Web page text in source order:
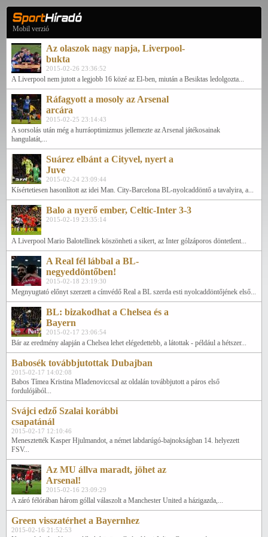
Mobil verzió
Az olaszok nagy napja, Liverpool-
bukta
2015-02-26 23:36:52
A Liverpool nem jutott a legjobb 16 közé az El-ben, miután a Besiktas ledolgozta...
Ráfagyott a mosoly az Arsenal
arcára
2015-02-25 23:14:43
A sorsolás után még a hurráoptimizmus jellemezte az Arsenal játékosainak
hangulatát,...
Suárez elbánt a Cityvel, nyert a
Juve
2015-02-24 23:09:44
Kísértetiesen hasonlított az idei Man. City-Barcelona BL-nyolcaddöntő a tavalyira, a...
Balo a nyerő ember, Celtic-Inter 3-3
2015-02-19 23:35:14
A Liverpool Mario Balotellinek köszönheti a sikert, az Inter gólzáporos döntetlent...
A Real fél lábbal a BL-
negyeddöntőben!
2015-02-18 23:19:30
Megnyugtató előnyt szerzett a címvédő Real a BL szerda esti nyolcaddöntőjének első...
BL: bizakodhat a Chelsea és a
Bayern
2015-02-17 23:06:54
Bár az eredmény alapján a Chelsea lehet elégedettebb, a látottak - például a hétszer...
Babosék továbbjutottak Dubajban
2015-02-17 14:02:08
Babos Tímea Kristina Mladenoviccsal az oldalán továbbjutott a páros első
fordulójából...
Svájci edző Szalai korábbi
csapatánál
2015-02-17 12:10:46
Menesztették Kasper Hjulmandot, a német labdarúgó-bajnokságban 14. helyezett
FSV...
Az MU állva maradt, jöhet az
Arsenal!
2015-02-16 23:09:29
A záró félórában három góllal válaszolt a Manchester United a házigazda,...
Green visszatérhet a Bayernhez
2015-02-16 21:52:53